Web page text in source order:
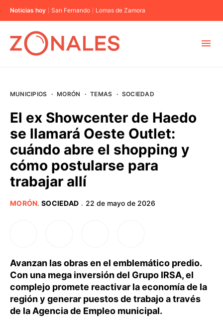
Noticias hoy San Fernando Lomas de Zamora
BUENOS AIRES
PROVINCIAS
MUNICIPIOS · MORÓN · TEMAS · SOCIEDAD
El ex Showcenter de Haedo
se llamará Oeste Outlet:
cuándo abre el shopping y
cómo postularse para
trabajar allí
MORÓN. SOCIEDAD · 22 de mayo de 2026
Avanzan las obras en el emblemático predio.
Con una mega inversión del Grupo IRSA, el
complejo promete reactivar la economía de la
región y generar puestos de trabajo a través
de la Agencia de Empleo municipal.